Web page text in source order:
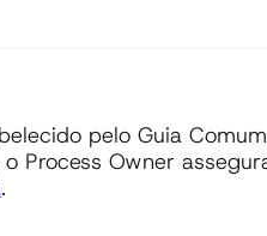
pelo Guia
o Process Owner
.